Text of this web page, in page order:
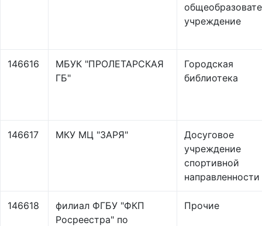
учреждение
146616
МБУК "ПРОЛЕТАРСКАЯ
ГБ"
Городская
библиотека
146617 МКУ МЦ "ЗАРЯ"
Досуговое
учреждение
спортивной
направленности
146618
филиал ФГБУ "ФКП
Росреестра" по
Прочие